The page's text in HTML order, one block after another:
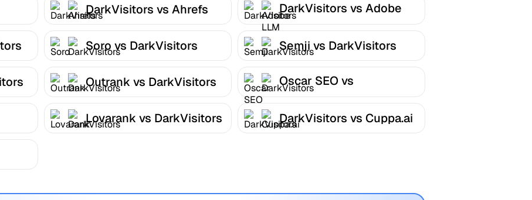
DarkVisitors vs Ahrefs
DarkVisitors vs Adobe
LLM Optimizer
Soro vs DarkVisitors Semji vs DarkVisitors
Outrank vs DarkVisitors
Oscar SEO vs
DarkVisitors
Lovarank vs DarkVisitors DarkVisitors vs Cuppa.ai